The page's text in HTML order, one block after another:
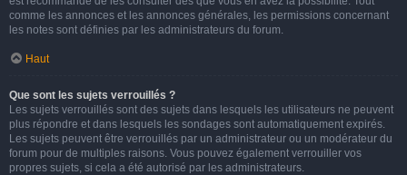
comme les annonces et les annonces générales, les permissions concernant
les notes sont définies par les administrateurs du forum.
Haut
Que sont les sujets verrouillés ?
Les sujets verrouillés sont des sujets dans lesquels les utilisateurs ne peuvent
plus répondre et dans lesquels les sondages sont automatiquement expirés.
Les sujets peuvent être verrouillés par un administrateur ou un modérateur du
forum pour de multiples raisons. Vous pouvez également verrouiller vos
propres sujets, si cela a été autorisé par les administrateurs.